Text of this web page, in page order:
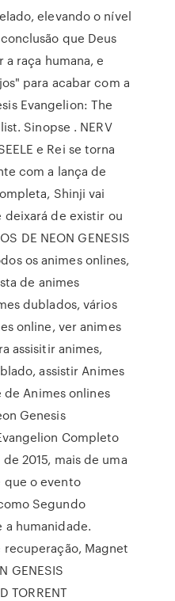
elevando o nível
que Deus
raça humana, e
para acabar com a
Evangelion: The
Sinopse . NERV
e Rei se torna
com a lança de
Shinji vai
de existir ou
DE NEON GENESIS
os animes onlines,
de animes
dublados, vários
online, ver animes
assisitir animes,
assistir Animes
de Animes onlines
Genesis
Completo
2015, mais de uma
que o evento
Segundo
a humanidade.
Magnet
GENESIS
TORRENT